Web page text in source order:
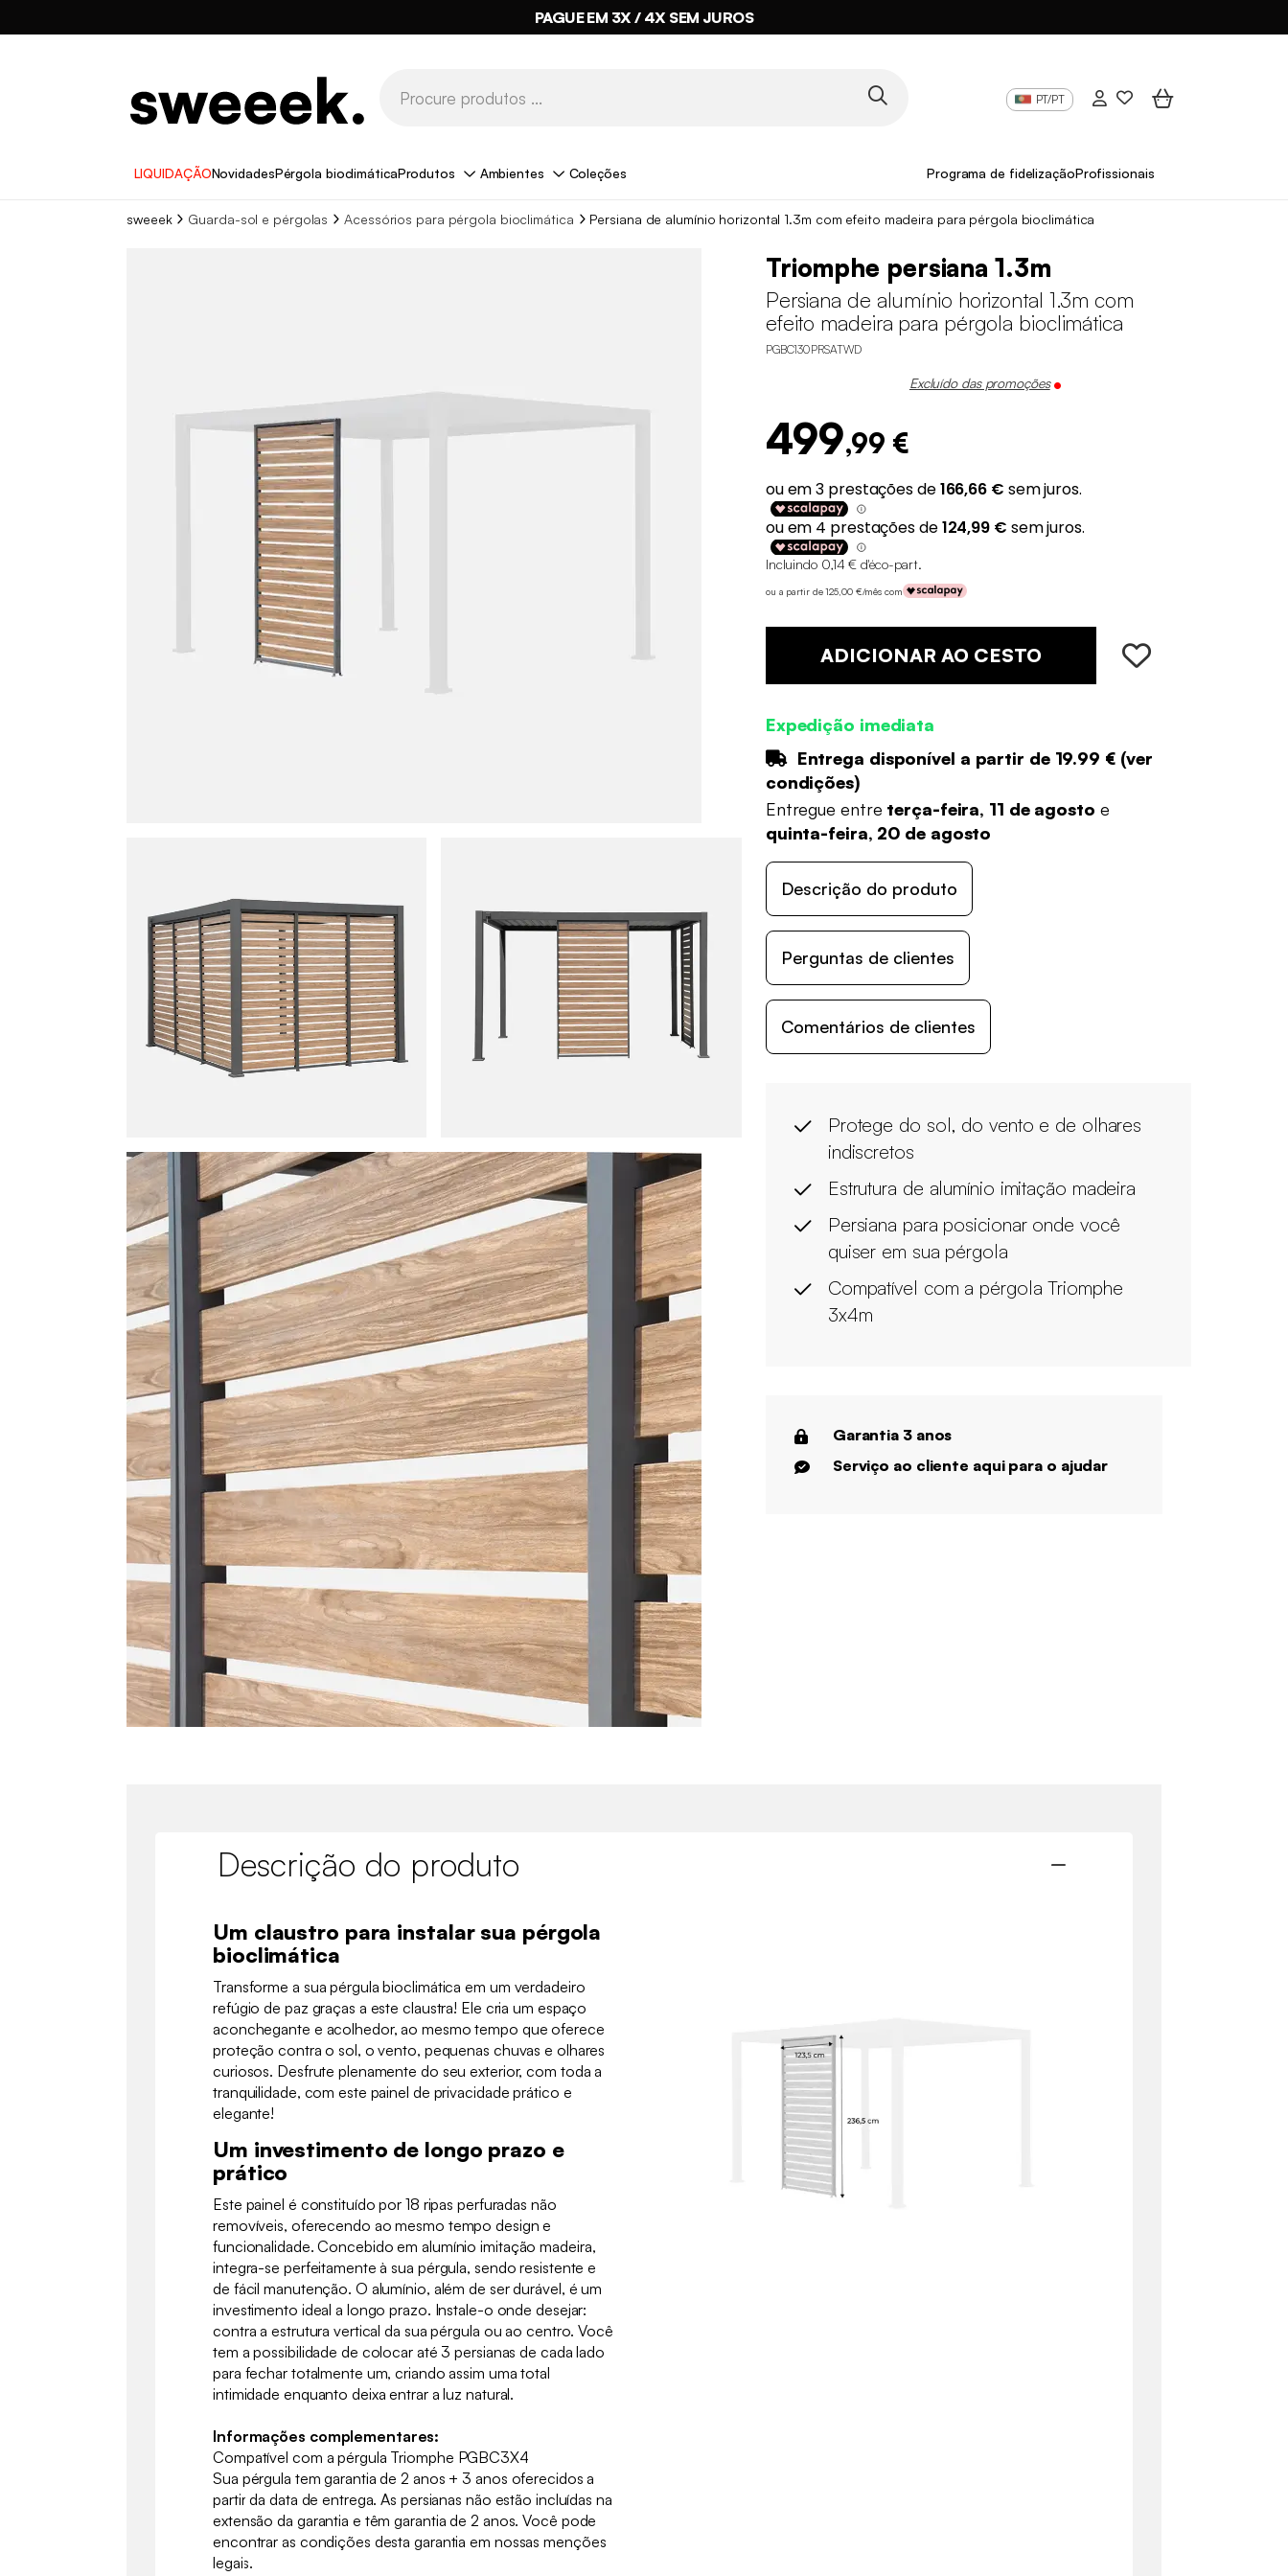
PAGUE EM 3X / 4X SEM JUROS
PT/PT
LIQUIDAÇÃONovidadesPérgola bioclimáticaProdutos Ambientes Coleções Programa de fidelizaçãoProfissionais
sweeek Guarda-sol e pérgolas Acessórios para pérgola bioclimática Persiana de alumínio horizontal 1.3m com efeito madeira para pérgola bioclimática
Triomphe persiana 1.3m
Persiana de alumínio horizontal 1.3m com
efeito madeira para pérgola bioclimática
PGBC130PRSATWD
Excluído das promoções
499,99 €
Incluindo 0,14 € d'éco-part.
ou a partir de 125,00 €/mês com
ADICIONAR AO CESTO
Expedição imediata
Entrega disponível a partir de 19.99 €(ver
condições)
Entregue entre terça-feira, 11 de agosto e
quinta-feira, 20 de agosto
Descrição do produto
Perguntas de clientes
Comentários de clientes
Protege do sol, do vento e de olhares
indiscretos
Estrutura de alumínio imitação madeira
Persiana para posicionar onde você
quiser em sua pérgola
Compatível com a pérgola Triomphe
3x4m
Garantia 3 anos
Serviço ao cliente aqui para o ajudar
Descrição do produto
Um claustro para instalar sua pérgola
bioclimática
Transforme a sua pérgula bioclimática em um verdadeiro
refúgio de paz graças a este claustra! Ele cria um espaço
aconchegante e acolhedor, ao mesmo tempo que oferece
proteção contra o sol, o vento, pequenas chuvas e olhares
curiosos. Desfrute plenamente do seu exterior, com toda a
tranquilidade, com este painel de privacidade prático e
elegante!
Um investimento de longo prazo e
prático
Este painel é constituído por 18 ripas perfuradas não
removíveis, oferecendo ao mesmo tempo design e
funcionalidade. Concebido em alumínio imitação madeira,
integra-se perfeitamente à sua pérgula, sendo resistente e
de fácil manutenção. O alumínio, além de ser durável, é um
investimento ideal a longo prazo. Instale-o onde desejar:
contra a estrutura vertical da sua pérgula ou ao centro. Você
tem a possibilidade de colocar até 3 persianas de cada lado
para fechar totalmente um, criando assim uma total
intimidade enquanto deixa entrar a luz natural.
Informações complementares:
Compatível com a pérgula Triomphe PGBC3X4
Sua pérgula tem garantia de 2 anos + 3 anos oferecidos a
partir da data de entrega. As persianas não estão incluídas na
extensão da garantia e têm garantia de 2 anos. Você pode
encontrar as condições desta garantia em nossas menções
legais.